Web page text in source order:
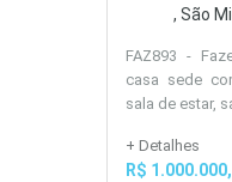
, São
FAZ893 -
casa sede
sala de estar,
+ Detalhes
R$